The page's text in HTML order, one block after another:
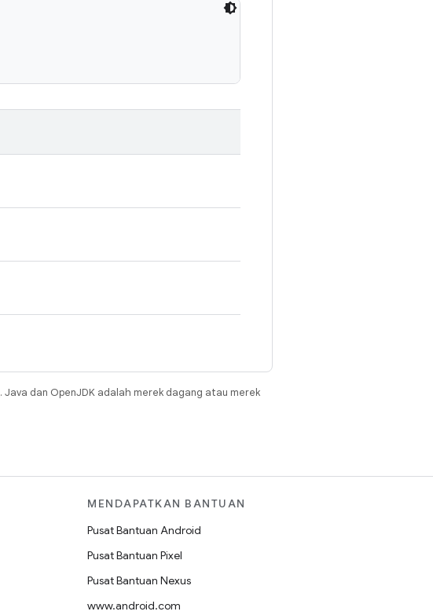
. Java dan OpenJDK adalah merek dagang atau merek
MENDAPATKAN BANTUAN
Pusat Bantuan Android
Pusat Bantuan Pixel
Pusat Bantuan Nexus
www.android.com